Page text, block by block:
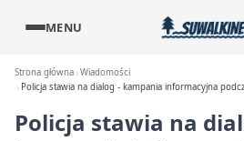
MENU
Strona główna Wiadomości
Policja stawia na dialog - kampania informacyjna
Policja stawia na